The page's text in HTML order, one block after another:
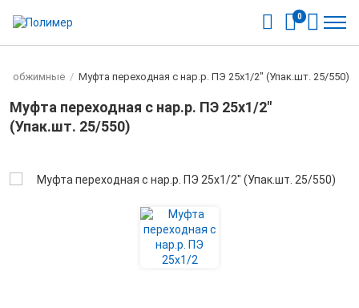
0
обжимные / Муфта переходная с нар.р. ПЭ 25х1/2" (Упак.шт. 25/550)
Муфта переходная с нар.р. ПЭ 25х1/2"
(Упак.шт. 25/550)